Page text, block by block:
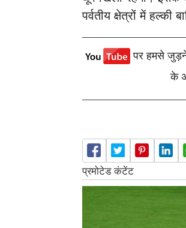
पर्वतीय क्षेत्रों में हल्की
पर हमसे
के